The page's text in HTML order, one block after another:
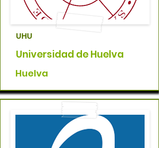
UHU
Universidad de Huelva
Huelva